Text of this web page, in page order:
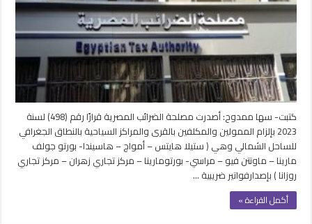
الساحل
الشمالي
بإصدار
فواتير
ضريبية
إلكترونية
مغلقة
كتبت- سها ممدوح: أصدرت مصلحة الضرائب المصرية قرارًا رقم (498) لسنة
2023 بإلزام الممولين والمكلفين بالقرى والمراكز السياحية بالنطاق الجغرافي
للساحل الشمالي وهي ( ستيلا هايتس – أمواج – هاسيندا- بورتو جولف
مارينا – ماونتن فيو – مراسي- بورتومارينا – مركز تجاري زهران – مركز تجاري
روزانا ) بإصدارفواتير ضريبية …
أكمل القراءة »